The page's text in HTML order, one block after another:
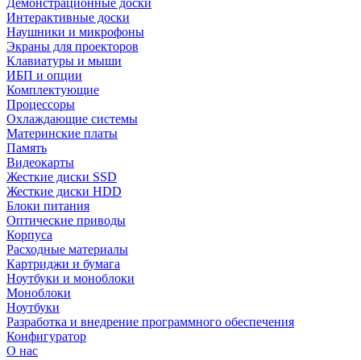
Демонстрационные доски
Интерактивные доски
Наушники и микрофоны
Экраны для проекторов
Клавиатуры и мыши
ИБП и опции
Комплектующие
Процессоры
Охлаждающие системы
Материнские платы
Память
Видеокарты
Жесткие диски SSD
Жесткие диски HDD
Блоки питания
Оптические приводы
Корпуса
Расходные материалы
Картриджи и бумага
Ноутбуки и моноблоки
Моноблоки
Ноутбуки
Разработка и внедрение программного обеспечения
Конфигуратор
О нас